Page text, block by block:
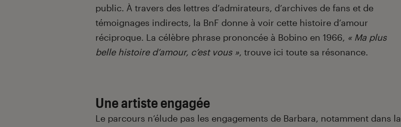
public. À travers des lettres d’admirateurs, d’archives de fans et de
témoignages indirects, la BnF donne à voir cette histoire d’amour
réciproque. La célèbre phrase prononcée à Bobino en 1966, « Ma plus
belle histoire d’amour, c’est vous », trouve ici toute sa résonance.
Une artiste engagée
Le parcours n’élude pas les engagements de Barbara, notamment dans la